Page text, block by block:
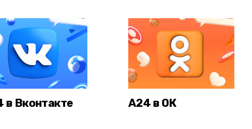
в Вконтакте А24 в ОК